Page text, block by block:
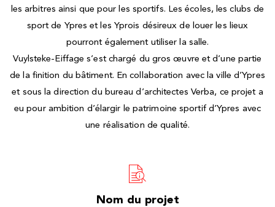
les arbitres ainsi que pour les sportifs. Les écoles, les clubs de
sport de Ypres et les Yprois désireux de louer les lieux
pourront également utiliser la salle.
Vuylsteke-Eiffage s’est chargé du gros œuvre et d’une partie
de la finition du bâtiment. En collaboration avec la ville d’Ypres
et sous la direction du bureau d’architectes Verba, ce projet a
eu pour ambition d’élargir le patrimoine sportif d’Ypres avec
une réalisation de qualité.
Nom du projet